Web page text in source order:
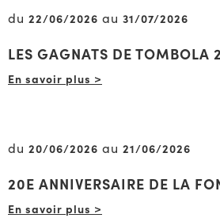
du 22/06/2026 au 31/07/2026
LES GAGNATS DE TOMBOLA
En savoir plus >
du 20/06/2026 au 21/06/2026
20E ANNIVERSAIRE DE LA
En savoir plus >